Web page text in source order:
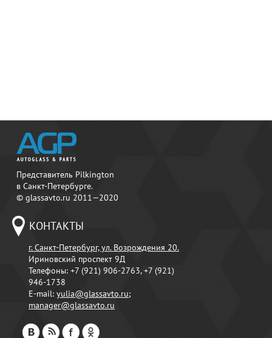
Представитель Pilkington
в Санкт-Петербурге.
© glassavto.ru 2011—2020
КОНТАКТЫ
г. Санкт-Петербург, ул. Возрождения 20.
Ириновский проспект 9Д
Телефоны:+7 (921) 906-2763, +7 (921)
946-1738
E-mail:yulia@glassavto.ru;
manager@glassavto.ru